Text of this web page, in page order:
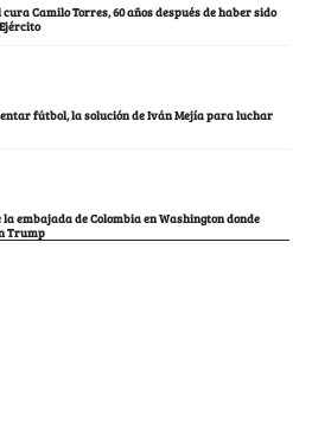
Camilo Torres, 60 años después de haber sido
fútbol, la solución de Iván Mejía para luchar
la embajada de Colombia en Washington donde
Trump